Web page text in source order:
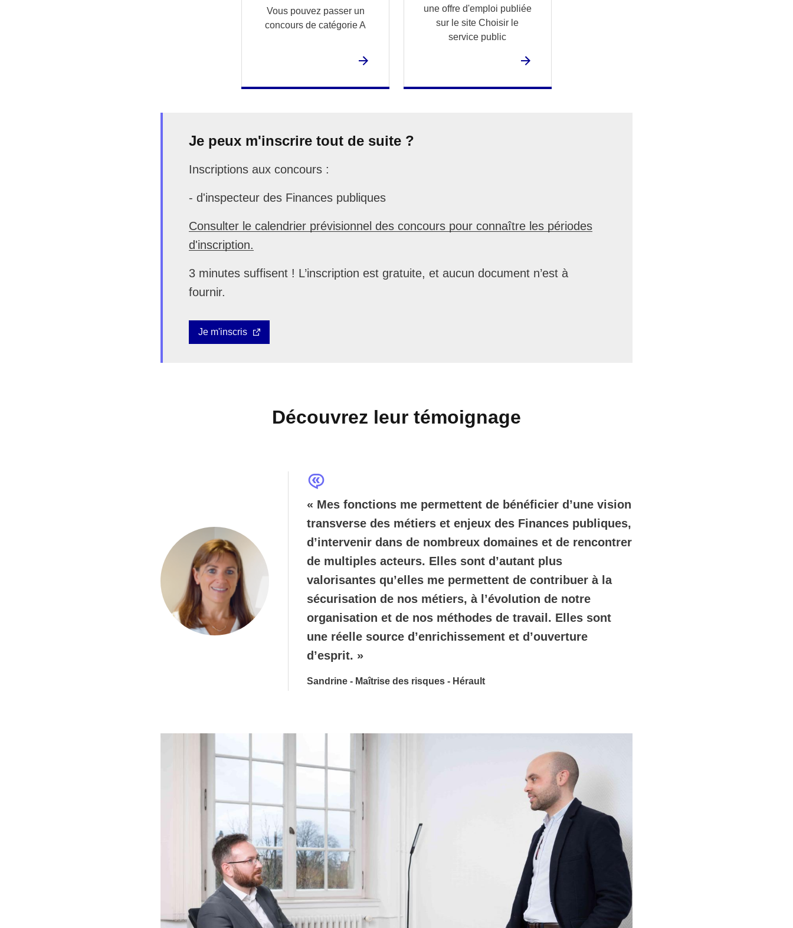
Vous pouvez passer un
concours de catégorie A
une offre d'emploi publiée
sur le site Choisir le
service public
Je peux m'inscrire tout de suite ?
Inscriptions aux concours :
- d'inspecteur des Finances publiques
Consulter le calendrier prévisionnel des concours pour connaître les périodes
d'inscription.
3 minutes suffisent ! L’inscription est gratuite, et aucun document n’est à
fournir.
Je m'inscris
Découvrez leur témoignage
« Mes fonctions me permettent de bénéficier d’une vision
transverse des métiers et enjeux des Finances publiques,
d’intervenir dans de nombreux domaines et de rencontrer
de multiples acteurs. Elles sont d’autant plus
valorisantes qu’elles me permettent de contribuer à la
sécurisation de nos métiers, à l’évolution de notre
organisation et de nos méthodes de travail. Elles sont
une réelle source d’enrichissement et d’ouverture
d’esprit. »
Sandrine - Maîtrise des risques - Hérault